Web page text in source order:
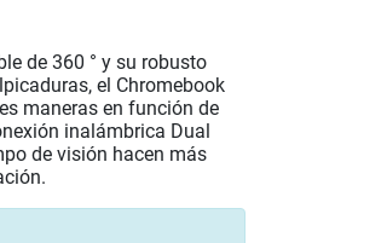
de 360 ° y su robusto
el Chromebook
maneras en función de
inalámbrica Dual
de visión hacen más